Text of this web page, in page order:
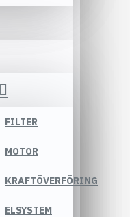
FILTER
MOTOR
KRAFTÖVERFÖRING
ELSYSTEM